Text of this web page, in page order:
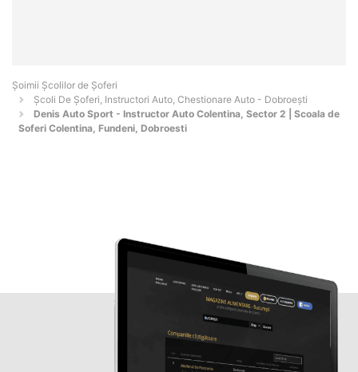
Şoimii Școlilor de Șoferi
Școli De Șoferi, Instructori Auto, Chestionare Auto - Dobroeşti
Denis Auto Sport - Instructor Auto Colentina, Sector 2 | Scoala de
Soferi Colentina, Fundeni, Dobroesti